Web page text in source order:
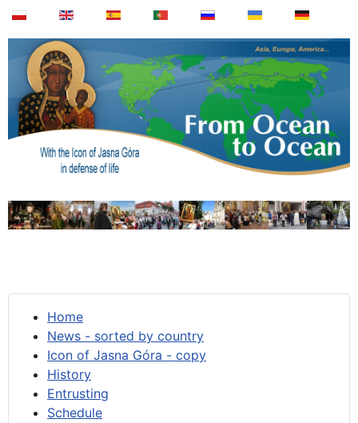
Home
News - sorted by country
Icon of Jasna Góra - copy
History
Entrusting
Schedule